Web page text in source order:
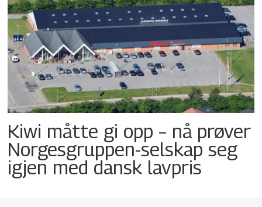
Kiwi måtte gi opp – nå prøver
Norgesgruppen-selskap seg
igjen med dansk lavpris